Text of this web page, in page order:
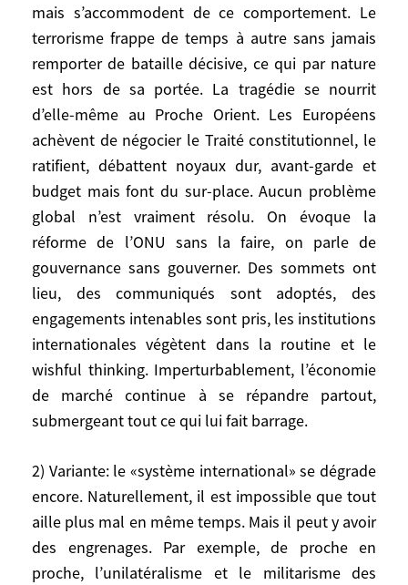
mais s’accommodent de ce comportement. Le
terrorisme frappe de temps à autre sans jamais
remporter de bataille décisive, ce qui par nature
est hors de sa portée. La tragédie se nourrit
d’elle-même au Proche Orient. Les Européens
achèvent de négocier le Traité constitutionnel, le
ratifient, débattent noyaux dur, avant-garde et
budget mais font du sur-place. Aucun problème
global n’est vraiment résolu. On évoque la
réforme de l’ONU sans la faire, on parle de
gouvernance sans gouverner. Des sommets ont
lieu, des communiqués sont adoptés, des
engagements intenables sont pris, les institutions
internationales végètent dans la routine et le
wishful thinking. Imperturbablement, l’économie
de marché continue à se répandre partout,
submergeant tout ce qui lui fait barrage.
2) Variante: le «système international» se dégrade
encore. Naturellement, il est impossible que tout
aille plus mal en même temps. Mais il peut y avoir
des engrenages. Par exemple, de proche en
proche, l’unilatéralisme et le militarisme des
n’exclut pas les coopérations, mais les
menaces envisageables aujourd’hui ne
suffiront pas à recoller les deux rives de
l’océan à la manière d’un ciment. Les
propositions de refondation atlantiste ont,
pour des raisons tant américaines
qu’européennes, de fortes chances de
rester lettre morte ou de ne parvenir qu’à
des résultats frustrants pour leurs auteurs.
Scénarios II
Quelles sont alors dans ce paysage
stratégique incertain les hypothèses
envisageables?
1) D’abord il peut ne rien se passer. Je veux
dire par là que le statu quo peut perdurer
rupture majeure. Les problèmes traités ici
restent sans solution. Les Etats-Unis
demeurent dominants. Ils deviennent
moins provocants, ont recours à l’ONU
quand cela est utile et possible, et s’en